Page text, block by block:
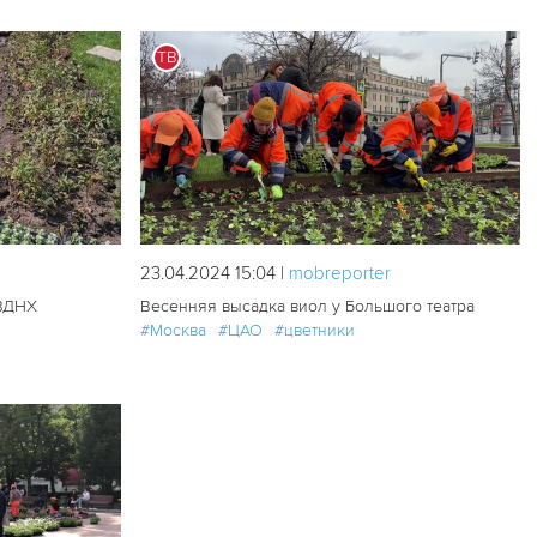
180 0 166 0
184
ТВ
23.04.2024 15:04 | mobreporter
Весенняя высадка виол у Большого театра
#Москва #ЦАО #цветники